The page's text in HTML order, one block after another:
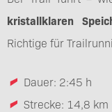
kristallklaren
Richtige für
Dauer: 2:45 h
Strecke: 14,8 km